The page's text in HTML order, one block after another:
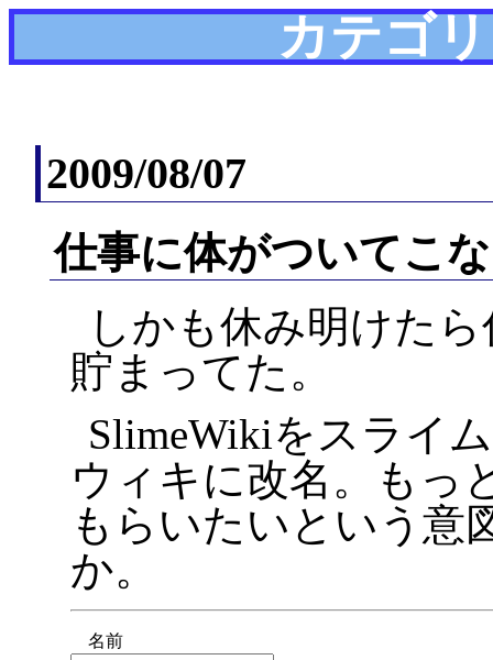
カテゴ
2009/08/07
仕事に体がついてこ
しかも休み明けた
貯まってた。
SlimeWikiをスライ
ウィキに改名。もっ
もらいたいという意
か。
名前